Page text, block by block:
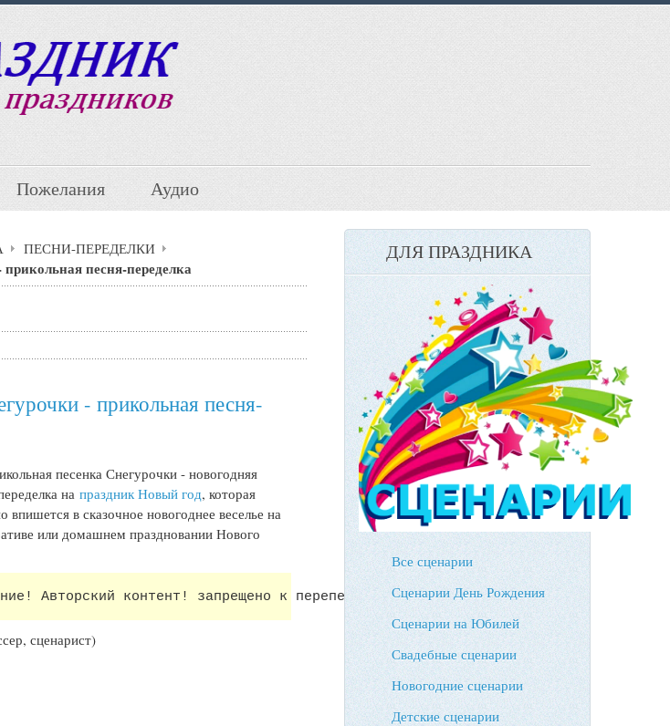
Пожелания Аудио
ПЕСНИ-ПЕРЕДЕЛКИ
песня-переделка
- прикольная песня-
песенка Снегурочки - новогодняя
напраздник Новый год, которая
впишется в сказочное новогоднее веселье на
или домашнем праздновании Нового
Авторский контент! запрещено к перепечатке!
сценарист)
ДЛЯ ПРАЗДНИКА
Все сценарии
Сценарии День Рождения
Сценарии на Юбилей
Свадебные сценарии
Новогодние сценарии
Детские сценарии